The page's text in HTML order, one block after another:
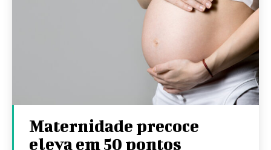
Maternidade precoce
eleva em 50 pontos